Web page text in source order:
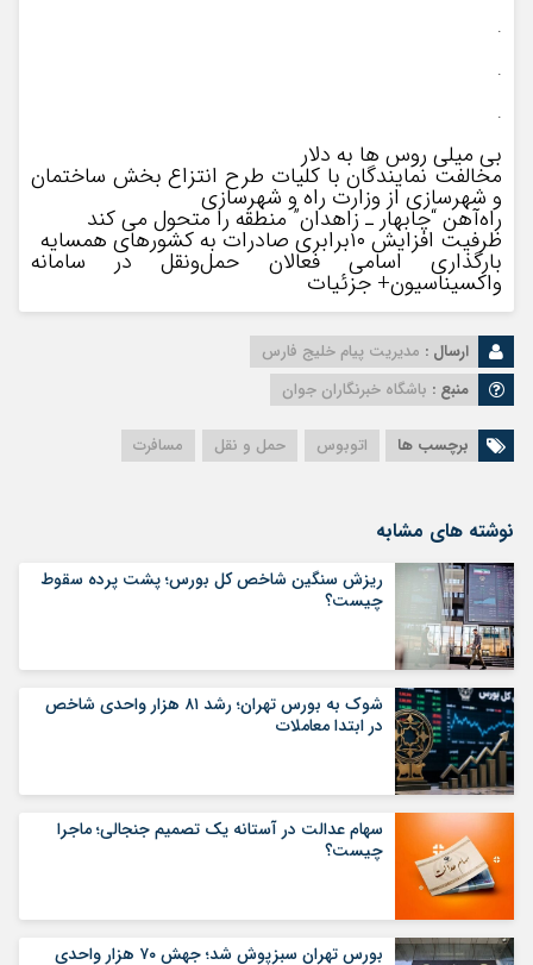
.
.
.
بی میلی روس ها به دلار
مخالفت نمایندگان با کلیات طرح انتزاع بخش ساختمان
و شهرسازی از وزارت راه و شهرسازی
راه‌آهن “چابهار ـ زاهدان” منطقه را متحول می کند
ظرفیت افزایش ۱۰برابری صادرات به کشورهای همسایه
بارگذاری اسامی فعالان حمل‌ونقل در سامانه
واکسیناسیون+ جزئیات
ارسال : مدیریت پیام خلیج فارس
منبع : باشگاه خبرنگاران جوان
برچسب ها اتوبوس حمل و نقل مسافرت
نوشته های مشابه
ریزش سنگین شاخص کل بورس؛ پشت پرده سقوط
چیست؟
شوک به بورس تهران؛ رشد ۸۱ هزار واحدی شاخص
در ابتدا معاملات
سهام عدالت در آستانه یک تصمیم جنجالی؛ ماجرا
چیست؟
بورس تهران سبزپوش شد؛ جهش ۷۰ هزار واحدی